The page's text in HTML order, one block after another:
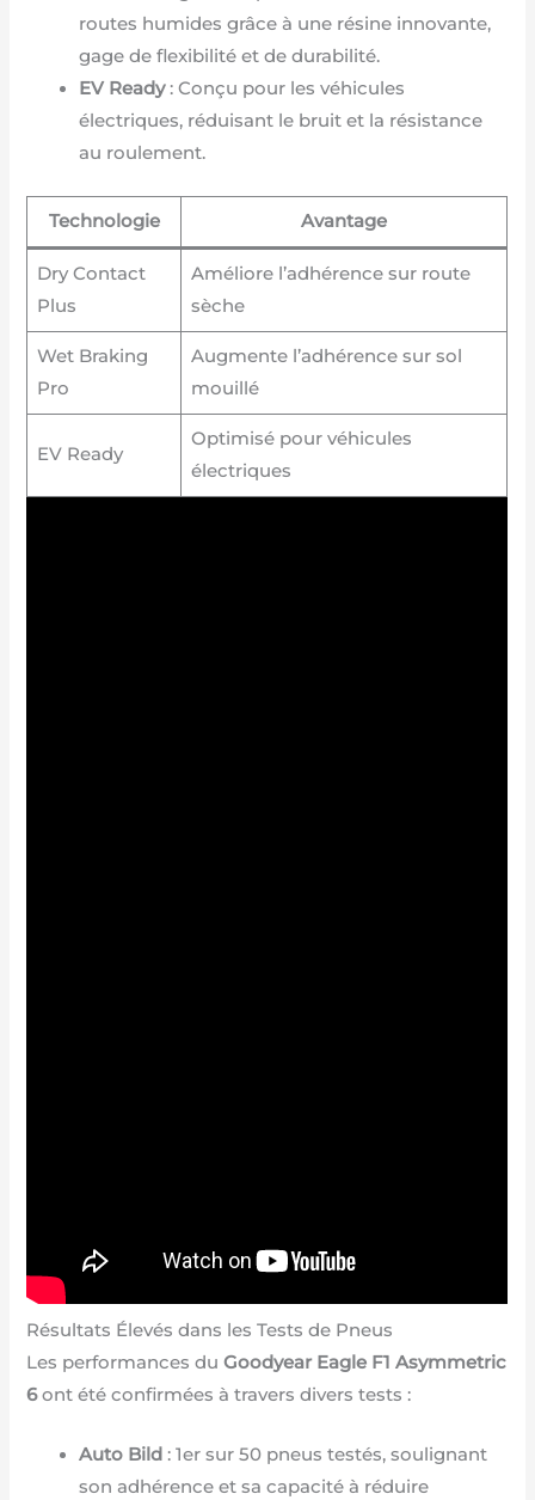
routes humides grâce à une résine innovante,
gage de flexibilité et de durabilité.
EV Ready: Conçu pour les véhicules
électriques, réduisant le bruit et la résistance
au roulement.
Technologie Avantage
Dry Contact
Plus
Améliore l’adhérence sur route
sèche
Wet Braking
Pro
Augmente l’adhérence sur sol
mouillé
EV Ready
Optimisé pour véhicules
électriques
Résultats Élevés dans les Tests de Pneus
Les performances duGoodyear Eagle F1 Asymmetric
6ont été confirmées à travers divers tests :
Auto Bild : 1er sur 50 pneus testés, soulignant
son adhérence et sa capacité à réduire